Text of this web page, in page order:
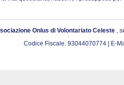
Onlus di Volontariato Celeste ,
Codice Fiscale. 93044070774 | E-